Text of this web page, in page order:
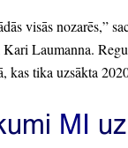
visās nozarēs,”
Laumanna.
kas tika uzsākta
MI